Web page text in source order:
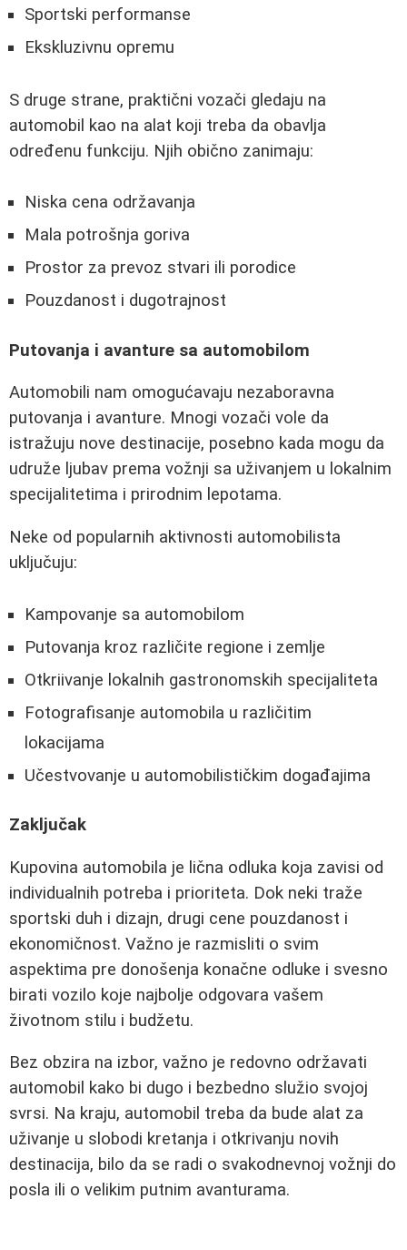
Sportski performanse
Ekskluzivnu opremu
S druge strane, praktični vozači gledaju na
automobil kao na alat koji treba da obavlja
određenu funkciju. Njih obično zanimaju:
Niska cena održavanja
Mala potrošnja goriva
Prostor za prevoz stvari ili porodice
Pouzdanost i dugotrajnost
Putovanja i avanture sa automobilom
Automobili nam omogućavaju nezaboravna
putovanja i avanture. Mnogi vozači vole da
istražuju nove destinacije, posebno kada mogu da
udruže ljubav prema vožnji sa uživanjem u lokalnim
specijalitetima i prirodnim lepotama.
Neke od popularnih aktivnosti automobilista
uključuju:
Kampovanje sa automobilom
Putovanja kroz različite regione i zemlje
Otkriivanje lokalnih gastronomskih specijaliteta
Fotografisanje automobila u različitim
lokacijama
Učestvovanje u automobilističkim događajima
Zaključak
Kupovina automobila je lična odluka koja zavisi od
individualnih potreba i prioriteta. Dok neki traže
sportski duh i dizajn, drugi cene pouzdanost i
ekonomičnost. Važno je razmisliti o svim
aspektima pre donošenja konačne odluke i svesno
birati vozilo koje najbolje odgovara vašem
životnom stilu i budžetu.
Bez obzira na izbor, važno je redovno održavati
automobil kako bi dugo i bezbedno služio svojoj
svrsi. Na kraju, automobil treba da bude alat za
uživanje u slobodi kretanja i otkrivanju novih
destinacija, bilo da se radi o svakodnevnoj vožnji do
posla ili o velikim putnim avanturama.